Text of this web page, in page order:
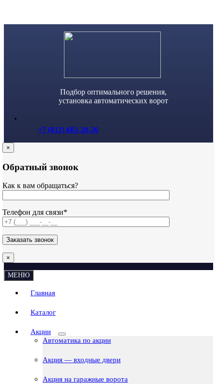
Подбор оптимального решения,
установка автоматических ворот
+7 (812) 602-20-26
×
Обратный звонок
Как к вам обращаться?
Телефон для связи*
×
МЕНЮ
Главная
Каталог
Акции
Автоматика по акции
Акция — входные двери
Акция на гаражные ворота